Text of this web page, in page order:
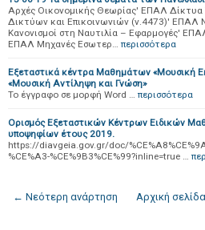
Αρχές Οικονομικής Θεωρίας' ΕΠΑΛ Δίκτυα
Δικτύων και Επικοινωνιών (ν.4473)' ΕΠΑΛ
Κανονισμοί στη Ναυτιλία – Εφαρμογές'
ΕΠΑΛ Μηχανές Εσωτερ… περισσότερα
Εξεταστικά κέντρα Μαθημάτων «Μουσική
«Μουσική Αντίληψη και Γνώση»
Το έγγραφο σε μορφή Word … περισσότερα
Ορισμός Εξεταστικών Κέντρων Ειδικών
υποψηφίων έτους 2019.
https://diavgeia.gov.gr/doc/
%CE%A3-%CE%9B3%CE%99?inline=true …
← Νεότερη ανάρτηση Αρχική σελίδα